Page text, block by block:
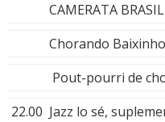
CAMERATA BRASIL
Chorando Baixinho
Pout-pourri de
22.00 Jazz lo sé,